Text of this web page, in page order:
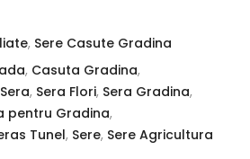
, Sere Casute Gradina
, Casuta Gradina,
, Sera Flori, Sera Gradina,
pentru Gradina,
Tunel, Sere, Sere Agricultura